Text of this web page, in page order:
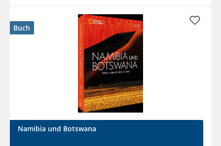
Buch
Namibia und Botswana